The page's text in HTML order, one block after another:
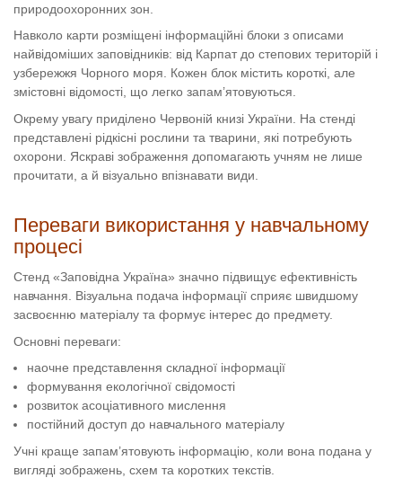
природоохоронних зон.
Навколо карти розміщені інформаційні блоки з описами
найвідоміших заповідників: від Карпат до степових територій і
узбережжя Чорного моря. Кожен блок містить короткі, але
змістовні відомості, що легко запам’ятовуються.
Окрему увагу приділено Червоній книзі України. На стенді
представлені рідкісні рослини та тварини, які потребують
охорони. Яскраві зображення допомагають учням не лише
прочитати, а й візуально впізнавати види.
Переваги використання у навчальному
процесі
Стенд «Заповідна Україна» значно підвищує ефективність
навчання. Візуальна подача інформації сприяє швидшому
засвоєнню матеріалу та формує інтерес до предмету.
Основні переваги:
наочне представлення складної інформації
формування екологічної свідомості
розвиток асоціативного мислення
постійний доступ до навчального матеріалу
Учні краще запам’ятовують інформацію, коли вона подана у
вигляді зображень, схем та коротких текстів.